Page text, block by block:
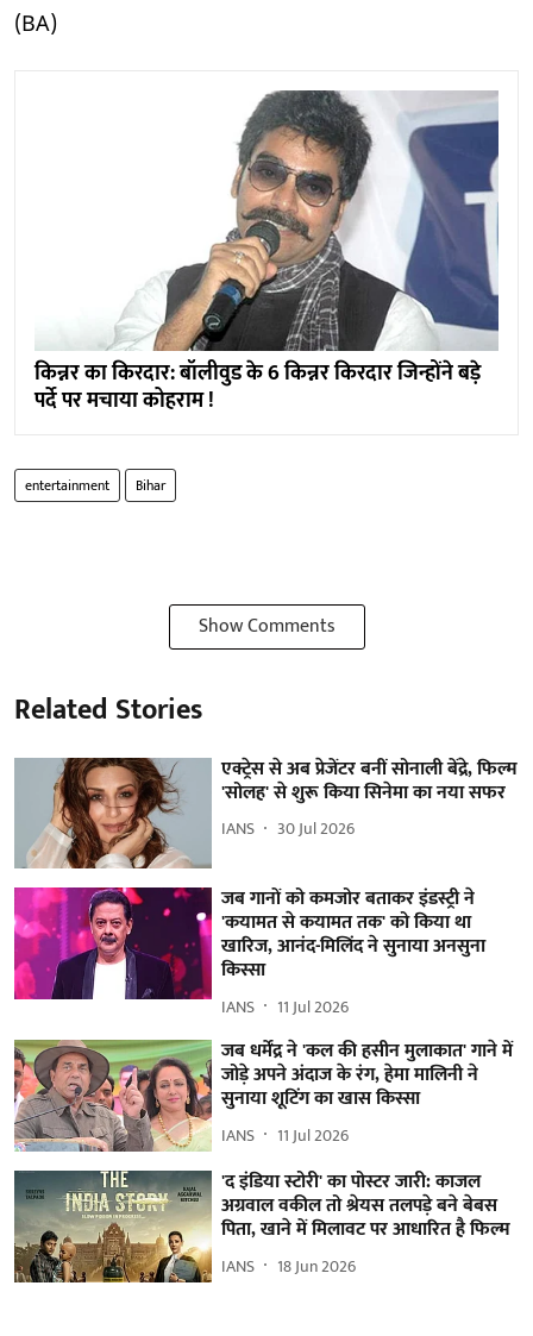
(BA)
किन्नर का किरदार: बॉलीवुड के 6 किन्नर किरदार जिन्होंने बड़े
पर्दे पर मचाया कोहराम !
entertainment Bihar
Show Comments
Related Stories
एक्ट्रेस से अब प्रेजेंटर बनीं सोनाली बेंद्रे, फिल्म
'सोलह' से शुरू किया सिनेमा का नया सफर
IANS 30 Jul 2026
जब गानों को कमजोर बताकर इंडस्ट्री ने
'कयामत से कयामत तक' को किया था
खारिज, आनंद-मिलिंद ने सुनाया अनसुना
किस्सा
IANS 11 Jul 2026
जब धर्मेंद्र ने 'कल की हसीन मुलाकात' गाने में
जोड़े अपने अंदाज के रंग, हेमा मालिनी ने
सुनाया शूटिंग का खास किस्सा
IANS 11 Jul 2026
'द इंडिया स्टोरी' का पोस्टर जारी: काजल
अग्रवाल वकील तो श्रेयस तलपड़े बने बेबस
पिता, खाने में मिलावट पर आधारित है फिल्म
IANS 18 Jun 2026